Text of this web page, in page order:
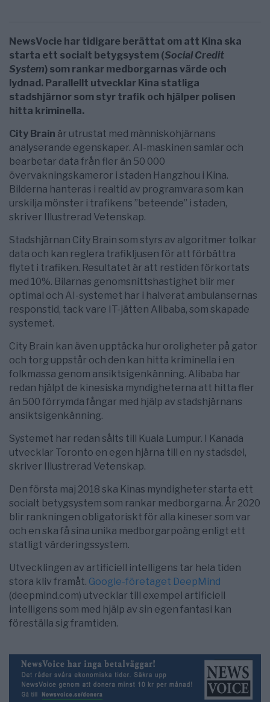
NewsVocie har tidigare berättat om att Kina ska
starta ett socialt betygsystem (Social Credit
System) som rankar medborgarnas värde och
lydnad. Parallellt utvecklar Kina statliga
stadshjärnor som styr trafik och hjälper polisen
hitta kriminella.
City Brain är utrustat med människohjärnans
analyserande egenskaper. AI-maskinen samlar och
bearbetar data från fler än 50 000
övervakningskameror i staden Hangzhou i Kina.
Bilderna hanteras i realtid av programvara som kan
urskilja mönster i trafikens ”beteende” i staden,
skriver Illustrerad Vetenskap.
Stadshjärnan City Brain som styrs av algoritmer tolkar
data och kan reglera trafikljusen för att förbättra
flytet i trafiken. Resultatet är att restiden förkortats
med 10%. Bilarnas genomsnittshastighet blir mer
optimal och AI-systemet har i halverat ambulansernas
responstid, tack vare IT-jätten Alibaba, som skapade
systemet.
City Brain kan även upptäcka hur oroligheter på gator
och torg uppstår och den kan hitta kriminella i en
folkmassa genom ansiktsigenkänning. Alibaba har
redan hjälpt de kinesiska myndigheterna att hitta fler
än 500 förrymda fångar med hjälp av stadshjärnans
ansiktsigenkänning.
Systemet har redan sålts till Kuala Lumpur. I Kanada
utvecklar Toronto en egen hjärna till en ny stadsdel,
skriver Illustrerad Vetenskap.
Den första maj 2018 ska Kinas myndigheter starta ett
socialt betygsystem som rankar medborgarna. År 2020
blir rankningen obligatoriskt för alla kineser som var
och en ska få sina unika medborgarpoäng enligt ett
statligt värderingssystem.
Utvecklingen av artificiell intelligens tar hela tiden
stora kliv framåt. Google-företaget DeepMind
(deepmind.com) utvecklar till exempel artificiell
intelligens som med hjälp av sin egen fantasi kan
föreställa sig framtiden.